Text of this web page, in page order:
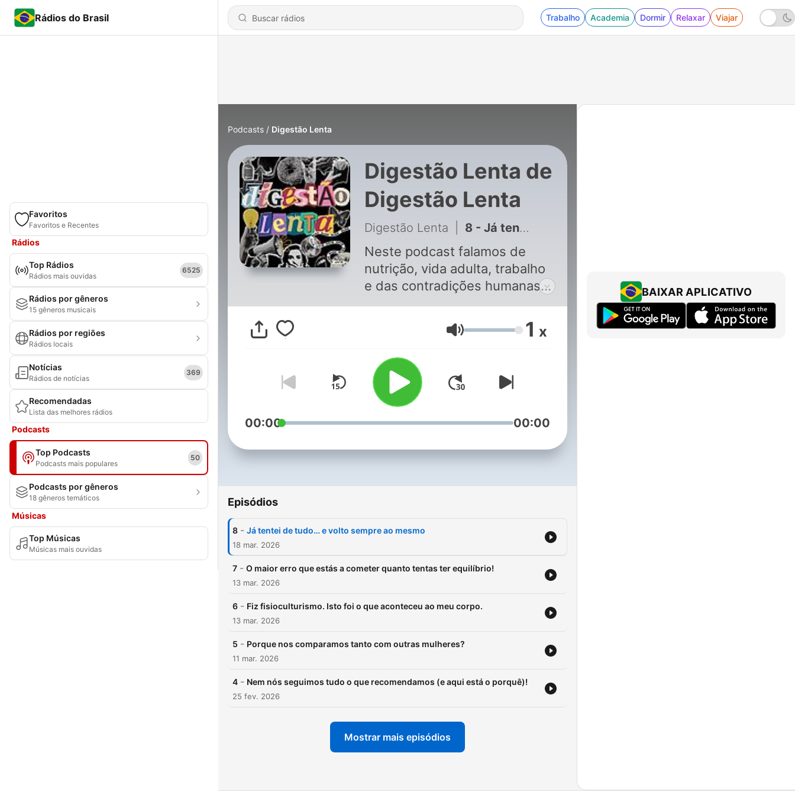
Rádios do Brasil Trabalho Academia Dormir Relaxar Viajar
Favoritos
Favoritos e Recentes
Rádios
Top Rádios
Rádios mais ouvidas
6525
Rádios por gêneros
15 gêneros musicais
Rádios por regiões
Rádios locais
Notícias
Rádios de notícias
369
Recomendadas
Lista das melhores rádios
Podcasts
Top Podcasts
Podcasts mais populares
50
Podcasts por gêneros
18 gêneros temáticos
Músicas
Top Músicas
Músicas mais ouvidas
Podcasts Digestão Lenta
Digestão Lenta de
Digestão Lenta
Digestão Lenta 8 - Já tentei de tudo… e volto sempre ao mesmo
Neste podcast falamos de
nutrição, vida adulta, trabalho
e das contradições humanas
de forma leve, mas honesta.
Volume 1 x
00:00 00:00
Episódios
8 - Já tentei de tudo… e volto sempre ao mesmo
18 mar. 2026
7 - O maior erro que estás a cometer quanto tentas ter equilíbrio!
13 mar. 2026
6 - Fiz fisioculturismo. Isto foi o que aconteceu ao meu corpo.
13 mar. 2026
5 - Porque nos comparamos tanto com outras mulheres?
11 mar. 2026
4 - Nem nós seguimos tudo o que recomendamos (e aqui está o porquê)!
25 fev. 2026
Mostrar mais episódios
BAIXAR APLICATIVO